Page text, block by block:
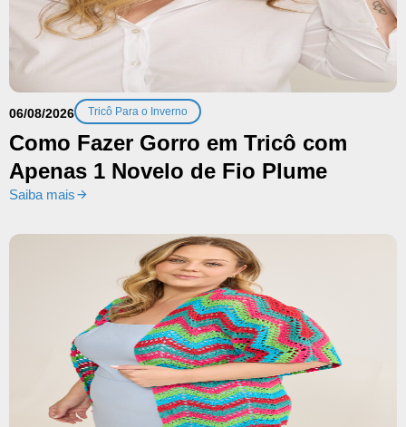
06/08/2026 Tricô Para o Inverno
Como Fazer Gorro em Tricô com
Apenas 1 Novelo de Fio Plume
Saiba mais